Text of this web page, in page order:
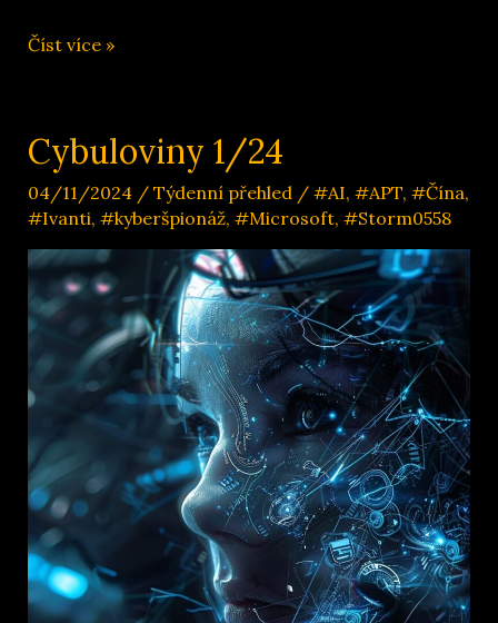
Cybuloviny
Číst více »
Cybuloviny 1/24
04/11/2024 / Týdenní přehled/ #AI, #APT, #Čína,
#Ivanti, #kyberšpionáž, #Microsoft, #Storm0558